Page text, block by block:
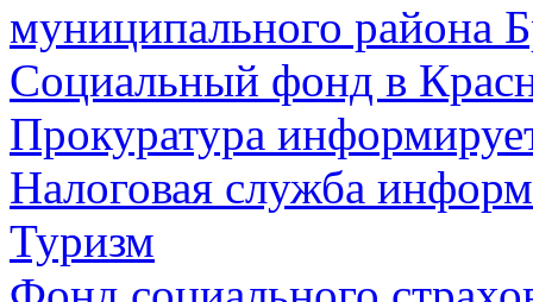
муниципального района
Социальный фонд в
Прокуратура
Налоговая служба
Туризм